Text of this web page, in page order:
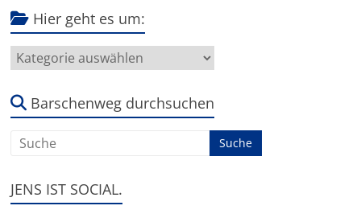
Hier geht es um:
Hier
geht
um:Barschenweg durchsuchen
JENS IST SOCIAL.